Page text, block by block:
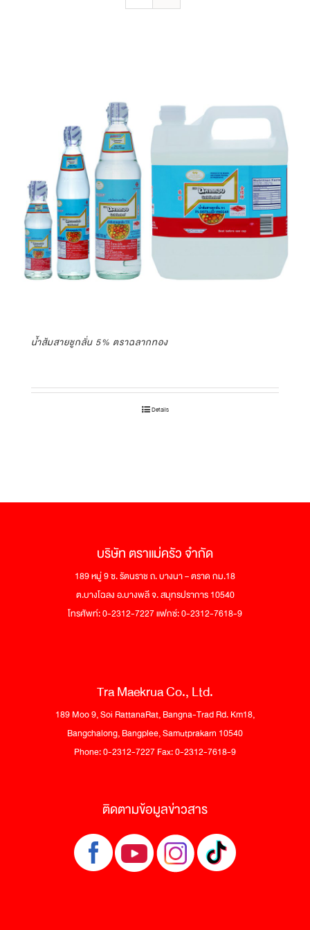
น้ำส้มสายชูกลั่น 5% ตราฉลากทอง
Details
บริษัท ตราแม่ครัว จำกัด
189 หมู่ 9 ซ. รัตนราช ถ. บางนา – ตราด กม.18
ต.บางโฉลง อ.บางพลี จ. สมุทรปราการ 10540
โทรศัพท์: 0-2312-7227 แฟกซ์: 0-2312-7618-9
Tra Maekrua Co., Ltd.
189 Moo 9, Soi RattanaRat, Bangna-Trad Rd. Km18,
Bangchalong, Bangplee, Samutprakarn 10540
Phone: 0-2312-7227 Fax: 0-2312-7618-9
ติดตามข้อมูลข่าวสาร